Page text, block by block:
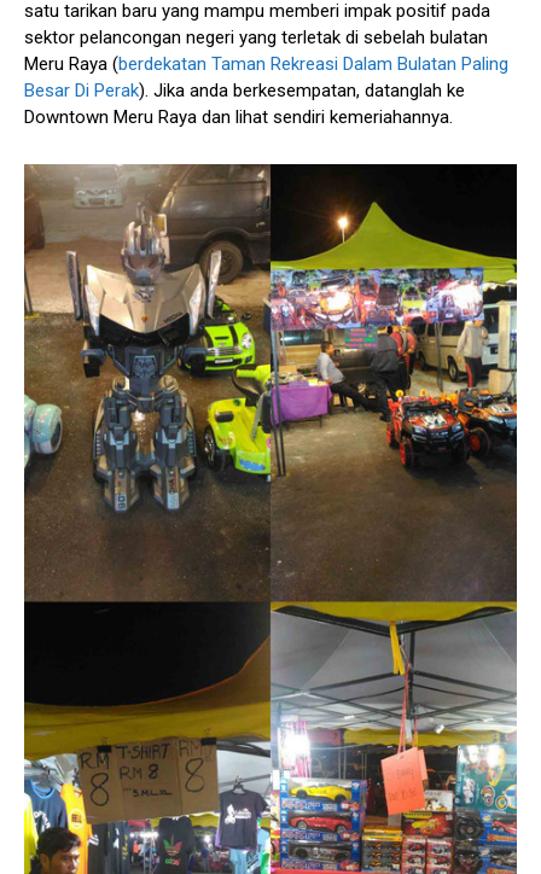
satu tarikan baru yang mampu memberi impak positif pada
sektor pelancongan negeri yang terletak di sebelah bulatan
Meru Raya (berdekatan Taman Rekreasi Dalam Bulatan Paling
Besar Di Perak). Jika anda berkesempatan, datanglah ke
Downtown Meru Raya dan lihat sendiri kemeriahannya.